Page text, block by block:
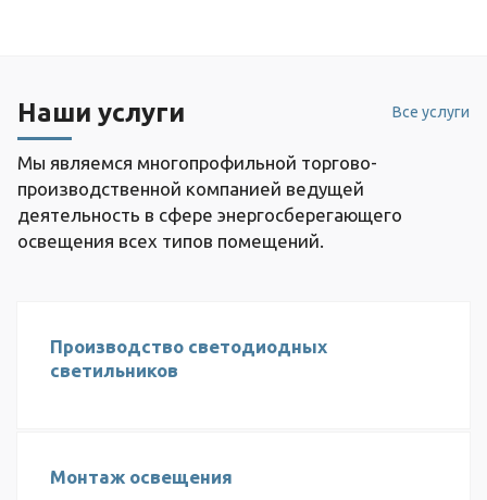
Все услуги
Наши услуги
Мы являемся многопрофильной торгово-
производственной компанией ведущей
деятельность в сфере энергосберегающего
освещения всех типов помещений.
Производство светодиодных
светильников
Монтаж освещения